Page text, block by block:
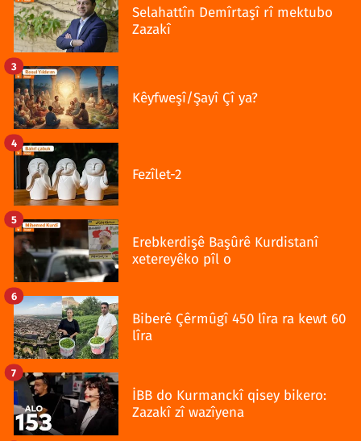
Selahattîn Demîrtaşî rî mektubo
Zazakî
Kêyfweşî/Şayî Çî ya?
3
Fezîlet-2
4
Erebkerdişê Başûrê Kurdistanî
xetereyêko pîl o
5
Biberê Çêrmûgî 450 lîra ra kewt 60
lîra
6
İBB do Kurmanckî qisey bikero:
Zazakî zî wazîyena
7